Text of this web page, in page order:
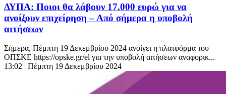
ΔΥΠΑ: Ποιοι θα λάβουν 17.000 ευρώ για να
ανοίξουν επιχείρηση – Από σήμερα η υποβολή
αιτήσεων
Σήμερα, Πέμπτη 19 Δεκεμβρίου 2024 ανοίγει η πλατφόρμα του
ΟΠΣΚΕ https://opske.gr/el για την υποβολή αιτήσεων αναφορικ...
13:02 | Πέμπτη 19 Δεκεμβρίου 2024